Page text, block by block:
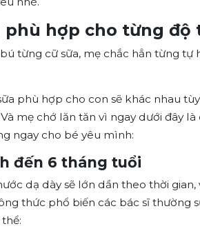
phù hợp cho từng độ
từng cữ sữa, mẹ chắc hẳn từng tự
phù hợp cho con sẽ khác nhau
mẹ chớ lăn tăn vì ngay dưới đây
ngay cho bé yêu mình:
đến 6 tháng tuổi
dạ dày sẽ lớn dần theo thời
thức phổ biến các bác sĩ thường